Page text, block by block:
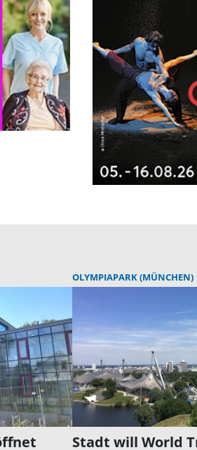
OLYMPIAPARK (MÜNCHEN)
Stadt will World